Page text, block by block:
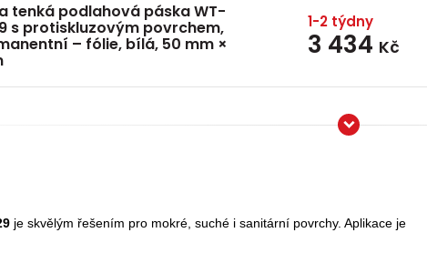
tenká podlahová páska WT-
s protiskluzovým povrchem,
– fólie, bílá, 50 mm ×
1-2 týdny
3 434 Kč
je skvělým řešením pro mokré, suché i sanitární povrchy. Aplikace je